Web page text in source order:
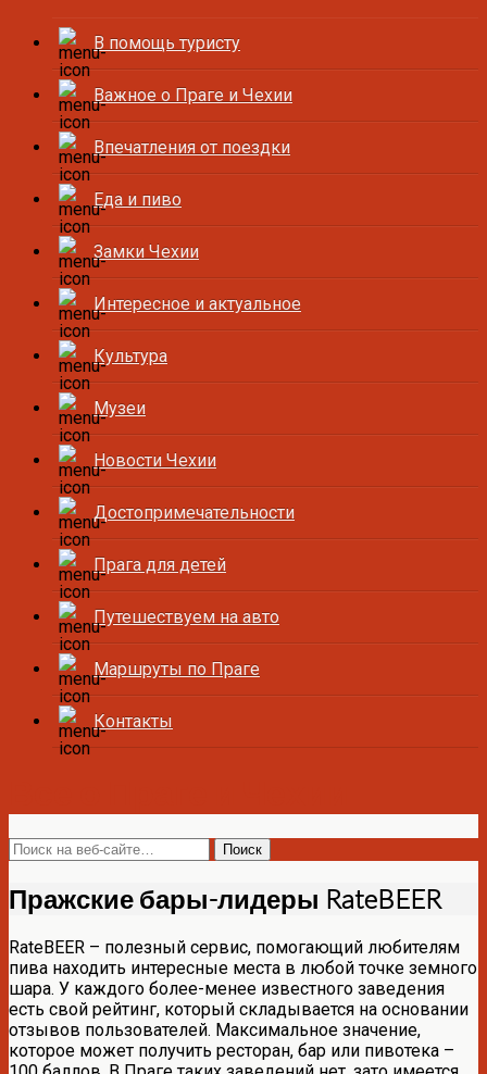
В помощь туристу
Важное о Праге и Чехии
Впечатления от поездки
Еда и пиво
Замки Чехии
Интересное и актуальное
Культура
Музеи
Новости Чехии
Достопримечательности
Прага для детей
Путешествуем на авто
Маршруты по Праге
Контакты
Пражские бары-лидеры RateBEER
RateBEER – полезный сервис, помогающий любителям
пива находить интересные места в любой точке земного
шара. У каждого более-менее известного заведения
есть свой рейтинг, который складывается на основании
отзывов пользователей. Максимальное значение,
которое может получить ресторан, бар или пивотека –